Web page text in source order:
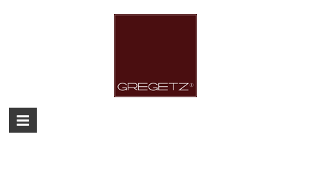
Gregetz
Just
another